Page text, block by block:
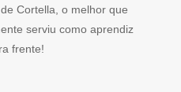
Cortella, o melhor que
serviu como aprendiz
frente!